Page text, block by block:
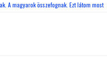
A magyarok összefognak. Ezt látom most